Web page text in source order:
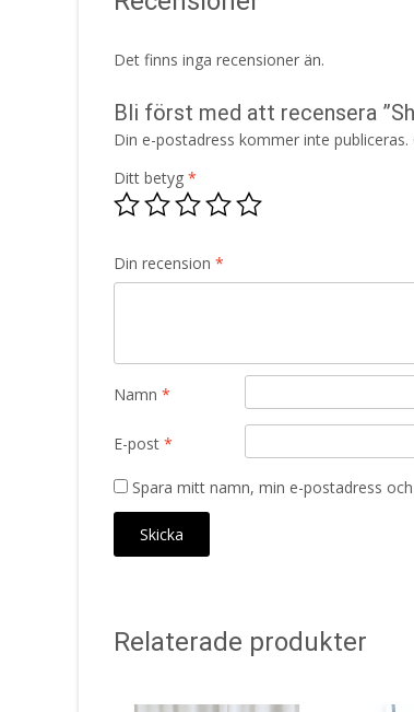
Det finns inga recensioner än.
Bli först med att recensera
Din e-postadress kommer inte publiceras.
Ditt betyg *
Din recension *
Namn *
E-post *
Spara mitt namn, min e-postadress
Relaterade produkter